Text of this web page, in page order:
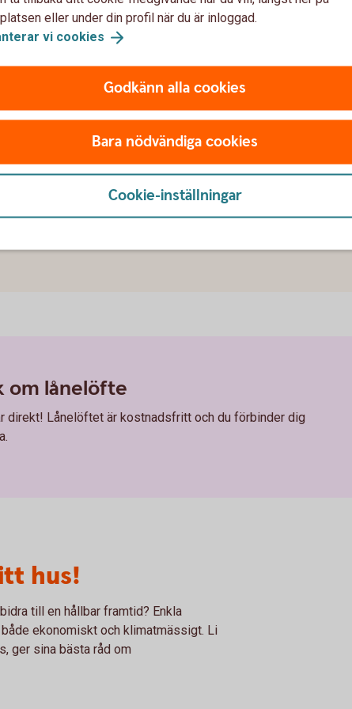
vi som bor och lever här
och din familj, dina barn och barnbarn att
om lånelöfte
direkt! Lånelöftet är kostnadsfritt och du förbinder dig
hus!
till en hållbar framtid? Enkla
ekonomiskt och klimatmässigt. Li
ger sina bästa råd om
eller under din profil när du är inloggad.
vi cookies
Godkänn alla cookies
Bara nödvändiga cookies
Cookie-inställningar